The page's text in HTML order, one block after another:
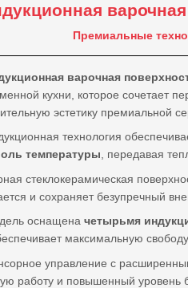
Премиальные
варочная
кухни, которое сочетает
эстетику премиальной
технология
температуры, передавая
стеклокерамическая
и сохраняет безупречный
оснащена четырьмя
максимальную
управление с
работу и повышенный уровень